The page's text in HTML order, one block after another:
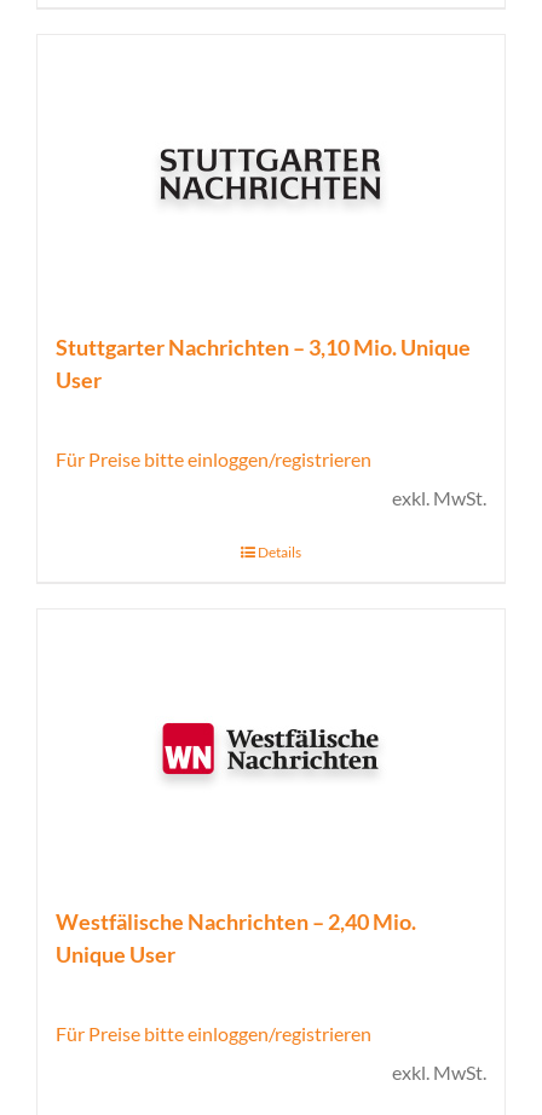
Stuttgarter Nachrichten – 3,10 Mio. Unique
User
Für Preise bitte einloggen/registrieren
exkl. MwSt.
Details
Westfälische Nachrichten – 2,40 Mio.
Unique User
Für Preise bitte einloggen/registrieren
exkl. MwSt.